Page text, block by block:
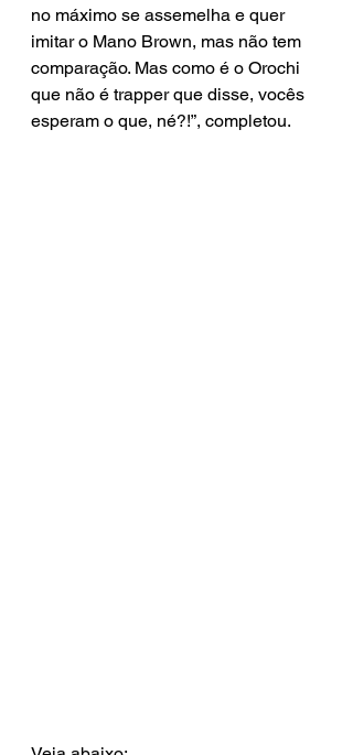
no máximo se assemelha e quer
imitar o Mano Brown, mas não tem
comparação. Mas como é o Orochi
que não é trapper que disse, vocês
esperam o que, né?!”, completou.